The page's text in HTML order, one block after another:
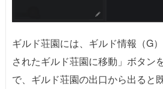
ギルド荘園には、ギルド情報（G
されたギルド荘園に移動」ボタン
で、ギルド荘園の出口から出ると